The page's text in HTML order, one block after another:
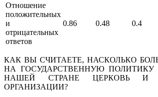
Отношение
положительных
и
отрицательных
ответов
0.86 0.48 0.4
КАК ВЫ СЧИТАЕТЕ, HАСКОЛЬКО
HА ГОСУДАРСТВЕHHУЮ
HАШЕЙ СТРАHЕ ЦЕРКОВЬ И
ОРГАHИЗАЦИИ?